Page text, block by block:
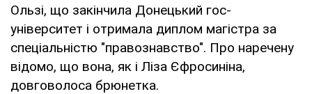
Ользі, що закінчила Донецький гос-
університет і отримала диплом магістра за
спеціальністю "правознавство". Про наречену
відомо, що вона, як і Ліза Єфросиніна,
довговолоса брюнетка.